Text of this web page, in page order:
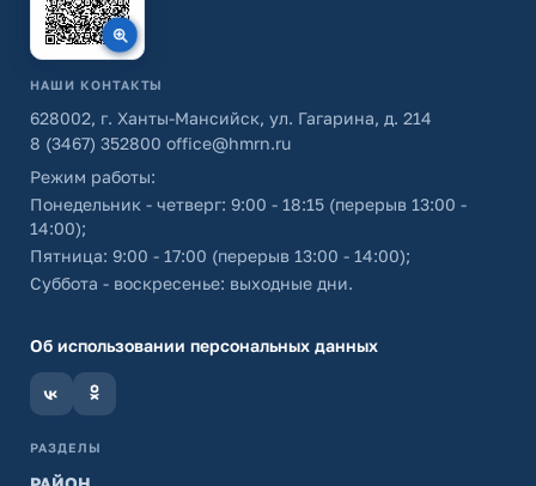
НАШИ КОНТАКТЫ
628002, г. Ханты-Мансийск, ул. Гагарина, д. 214
8 (3467) 352800 office@hmrn.ru
Режим работы:
Понедельник - четверг: 9:00 - 18:15 (перерыв 13:00 -
14:00);
Пятница: 9:00 - 17:00 (перерыв 13:00 - 14:00);
Суббота - воскресенье: выходные дни.
Об использовании персональных данных
РАЗДЕЛЫ